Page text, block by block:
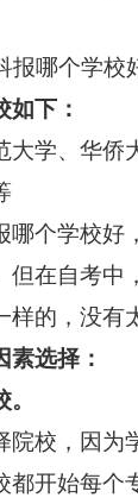
如下：
大学、华侨
哪个学校好
但在自考中
的，没有
素选择：
院校，因为
都开始每个